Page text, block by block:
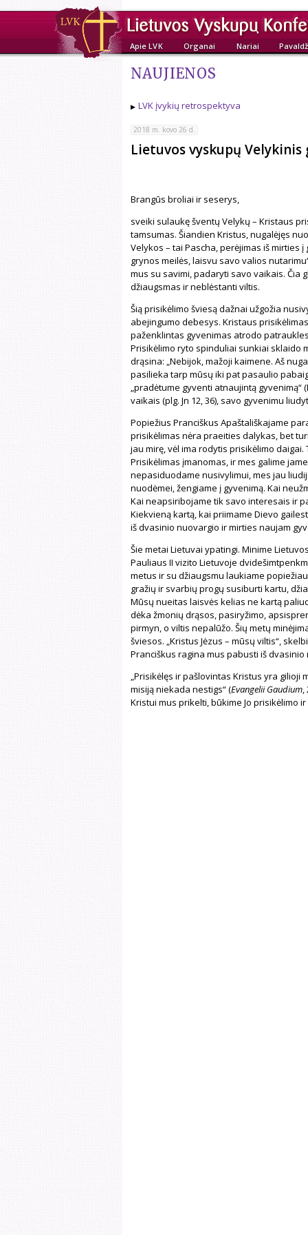
Apie LVK Organai Nariai
NAUJIENOS
LVK įvykių retrospektyva
2018 m. kovo 26 d.
Lietuvos vyskupų
Brangūs broliai ir seserys,
sveiki sulaukę šventų Velykų – Kristaus
tamsumas. Šiandien Kristus, nugalėjęs
Velykos – tai Pascha, perėjimas iš mirties
grynos meilės, laisvu savo valios
mus su savimi, padaryti savo vaikais. Čia
džiaugsmas ir neblėstanti viltis.
Šią prisikėlimo šviesą dažnai užgožia
abejingumo debesys. Kristaus
paženklintas gyvenimas atrodo
Prisikėlimo ryto spinduliai sunkiai sklaido
drąsina: „Nebijok, mažoji kaimene. Aš
pasilieka tarp mūsų iki pat pasaulio
„pradėtume gyventi atnaujintą
vaikais (plg. Jn 12, 36), savo gyvenimu
Popiežius Pranciškus Apaštališkajame
prisikėlimas nėra praeities dalykas, bet
jau mirę, vėl ima rodytis prisikėlimo daigai.
Prisikėlimas įmanomas, ir mes galime
nepasiduodame nusivylimui, mes jau
nuodėmei, žengiame į gyvenimą. Kai
Kai neapsiribojame tik savo interesais ir
Kiekvieną kartą, kai priimame Dievo
iš dvasinio nuovargio ir mirties naujam
Šie metai Lietuvai ypatingi. Minime
Pauliaus II vizito Lietuvoje
metus ir su džiaugsmu laukiame
gražių ir svarbių progų susiburti kartu,
Mūsų nueitas laisvės kelias ne kartą
dėka žmonių drąsos, pasiryžimo,
pirmyn, o viltis nepalūžo. Šių metų
šviesos. „Kristus Jėzus – mūsų viltis“,
Pranciškus ragina mus pabusti iš dvasinio
„Prisikėlęs ir pašlovintas Kristus yra
misiją niekada nestigs“ (Evangelii Gaudium,
Kristui mus prikelti, būkime Jo prisikėlimo